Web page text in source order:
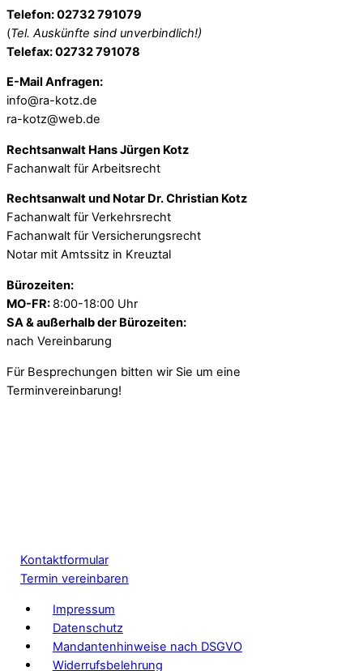
Telefon: 02732 791079
(Tel. Auskünfte sind unverbindlich!)
Telefax: 02732 791078
E-Mail Anfragen:
info@ra-kotz.de
ra-kotz@web.de
Rechtsanwalt Hans Jürgen Kotz
Fachanwalt für Arbeitsrecht
Rechtsanwalt und Notar Dr. Christian Kotz
Fachanwalt für Verkehrsrecht
Fachanwalt für Versicherungsrecht
Notar mit Amtssitz in Kreuztal
Bürozeiten:
MO-FR: 8:00-18:00 Uhr
SA & außerhalb der Bürozeiten:
nach Vereinbarung
Für Besprechungen bitten wir Sie um eine
Terminvereinbarung!
Kontaktformular
Termin vereinbaren
Impressum
Datenschutz
Mandantenhinweise nach DSGVO
Widerrufsbelehrung